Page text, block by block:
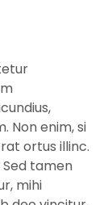
Non enim, si
ortus illinc.
Sed tamen
mihi